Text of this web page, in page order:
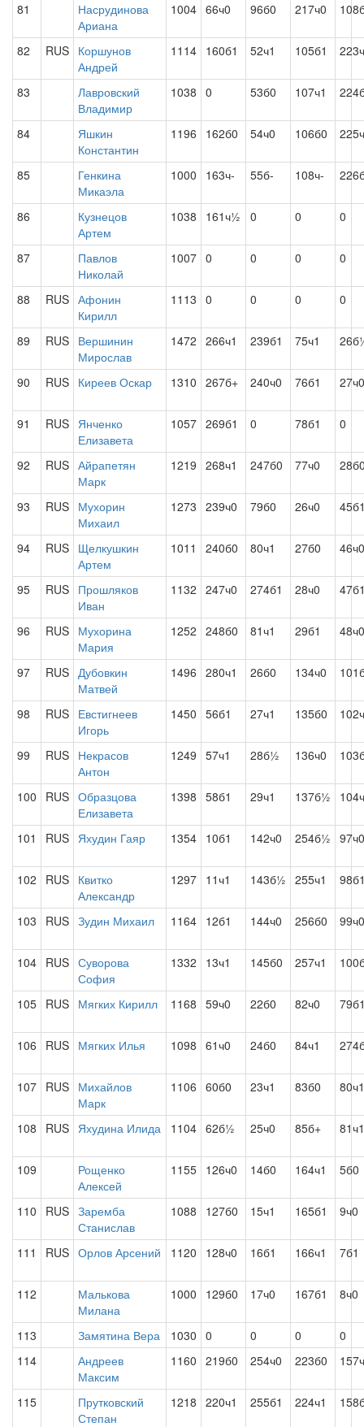
81
Насрудинова
Ариана
1004 66ч0 96б0 217ч0
82 RUS Коршунов
Андрей
1114 160б1 52ч1 105б1
83
Лавровский
Владимир
1038 0 53б0 107ч1
84
Яшкин
Константин
1196 162б0 54ч0 106б0
85
Генкина
Микаэла
1000 163ч- 55б- 108ч-
86
Кузнецов
Артем
1038 161ч½ 0 0 0
87
Павлов
Николай
1007 0 0 0 0
88 RUS Афонин
Кирилл
1113 0 0 0 0
89 RUS Вершинин
Мирослав
1472 266ч1 239б1 75ч1
90 RUS Киреев Оскар 1310 267б+ 240ч0 76б1 27ч0
91 RUS Янченко
Елизавета
1057 269б1 0 78б1 0
92 RUS Айрапетян
Марк
1219 268ч1 247б0 77ч0
93 RUS Мухорин
Михаил
1273 239ч0 79б0 26ч0
94 RUS Щелкушкин
Артем
1011 240б0 80ч1 27б0 46ч0
95 RUS Прошляков
Иван
1132 247ч0 274б1 28ч0
96 RUS Мухорина
Мария
1252 248б0 81ч1 29б1 48ч0
97 RUS Дубовкин
Матвей
1496 280ч1 26б0 134ч0
98 RUS Евстигнеев
Игорь
1450 56б1 27ч1 135б0
99 RUS Некрасов
Антон
1249 57ч1 28б½ 136ч0
100 RUS Образцова
Елизавета
1398 58б1 29ч1 137б½
101 RUS Яхудин Гаяр 1354 10б1 142ч0 254б½ 97ч0
102 RUS Квитко
Александр
1297 11ч1 143б½ 255ч1
103 RUS Зудин Михаил 1164 12б1 144ч0 256б0 99ч0
104 RUS Суворова
София
1332 13ч1 145б0 257ч1
105 RUS Мягких Кирилл 1168 59ч0 22б0 82ч0
106 RUS Мягких Илья 1098 61ч0 24б0 84ч1
107 RUS Михайлов
Марк
1106 60б0 23ч1 83б0 80ч1
108 RUS Яхудина Илида 1104 62б½ 25ч0 85б+ 81ч1
109
Рощенко
Алексей
1155 126ч0 14б0 164ч1 5б0
110 RUS Заремба
Станислав
1088 127б0 15ч1 165б1 9ч0
111 RUS Орлов Арсений 1120 128ч0 16б1 166ч1 7б1
112
Малькова
Милана
1000 129б0 17ч0 167б1 8ч0
113 Замятина Вера 1030 0 0 0
0
114
Андреев
Максим
1160 219б0 254ч0 223б0
115
Прутковский
Степан
1218 220ч1 255б1 224ч1